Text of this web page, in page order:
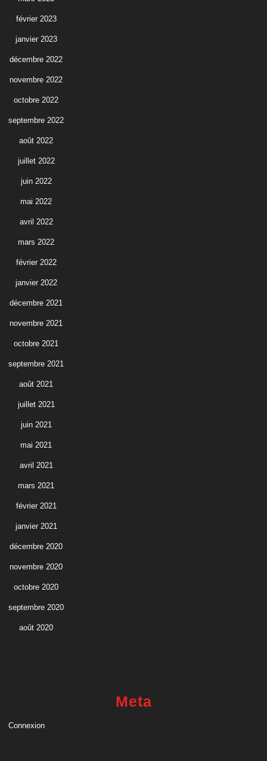
février 2023
janvier 2023
décembre 2022
novembre 2022
octobre 2022
septembre 2022
août 2022
juillet 2022
juin 2022
mai 2022
avril 2022
mars 2022
février 2022
janvier 2022
décembre 2021
novembre 2021
octobre 2021
septembre 2021
août 2021
juillet 2021
juin 2021
mai 2021
avril 2021
mars 2021
février 2021
janvier 2021
décembre 2020
novembre 2020
octobre 2020
septembre 2020
août 2020
Meta
Connexion